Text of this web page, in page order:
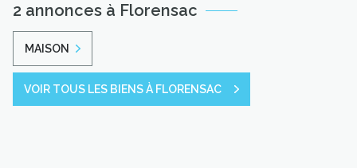
2 annonces à Florensac
MAISON
VOIR TOUS LES BIENS À FLORENSAC